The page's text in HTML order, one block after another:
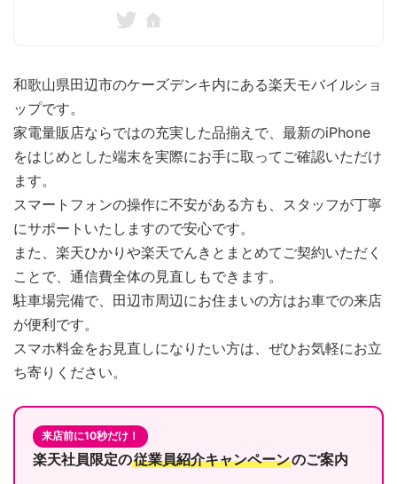
和歌山県田辺市のケーズデンキ内にある楽天モバイルショ
ップです。
家電量販店ならではの充実した品揃えで、最新のiPhone
をはじめとした端末を実際にお手に取ってご確認いただけ
ます。
スマートフォンの操作に不安がある方も、スタッフが丁寧
にサポートいたしますので安心です。
また、楽天ひかりや楽天でんきとまとめてご契約いただく
ことで、通信費全体の見直しもできます。
駐車場完備で、田辺市周辺にお住まいの方はお車での来店
が便利です。
スマホ料金をお見直しになりたい方は、ぜひお気軽にお立
ち寄りください。
来店前に10秒だけ！
楽天社員限定の従業員紹介キャンペーンのご案内